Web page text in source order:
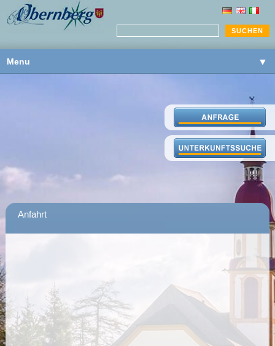
Menu ▼
▼
▼
▼
Anfahrt